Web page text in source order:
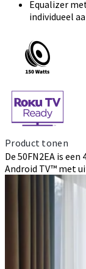
Equalizer
individueel
Product tonen
De 50FN2EA is
Android TV™ met